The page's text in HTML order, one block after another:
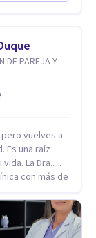
DE PAREJA Y
vuelves a
Es una raíz
Dra.
con más de
profundo de la
y los